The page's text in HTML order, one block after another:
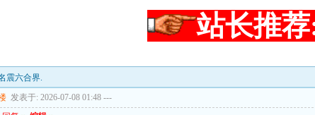
站长推
震六合界.
发表于: 2026-07-08 01:48 ---